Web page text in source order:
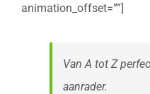
animation_offset=””]
Van A tot Z
aanrader.